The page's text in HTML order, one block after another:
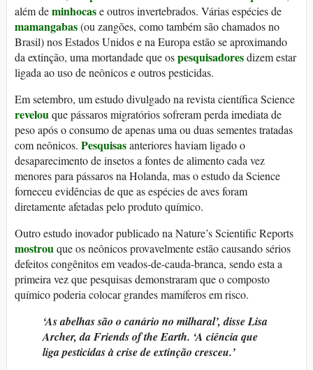
além deminhocase outros invertebrados. Várias espécies de
mamangabas(ou zangões, como também são chamados no
Brasil) nos Estados Unidos e na Europa estão se aproximando
da extinção, uma mortandade que ospesquisadoresdizem estar
ligada ao uso de neônicos e outros pesticidas.
Em setembro, um estudo divulgado na revista científica Science
revelouque pássaros migratórios sofreram perda imediata de
peso após o consumo de apenas uma ou duas sementes tratadas
com neônicos. Pesquisasanteriores haviam ligado o
desaparecimento de insetos a fontes de alimento cada vez
menores para pássaros na Holanda, mas o estudo da Science
forneceu evidências de que as espécies de aves foram
diretamente afetadas pelo produto químico.
Outro estudo inovador publicado na Nature’s Scientific Reports
mostrouque os neônicos provavelmente estão causando sérios
defeitos congênitos em veados-de-cauda-branca, sendo esta a
primeira vez que pesquisas demonstraram que o composto
químico poderia colocar grandes mamíferos em risco.
‘As abelhas são o canário no milharal’, disse Lisa
Archer, da Friends of the Earth. ‘A ciência que
liga pesticidas à crise de extinção cresceu.’